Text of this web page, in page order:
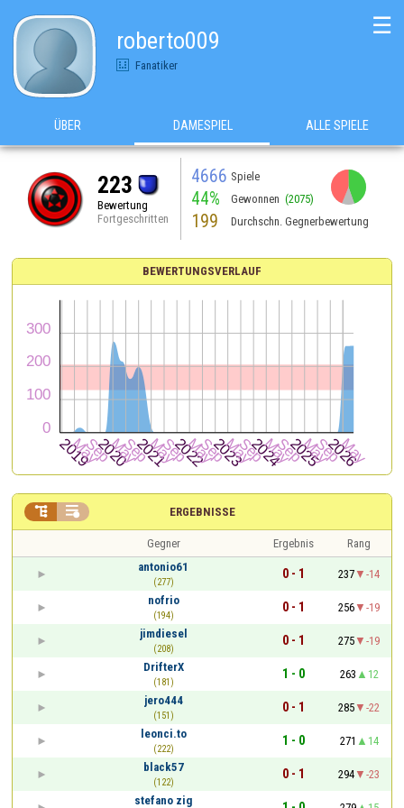
roberto009
Fanatiker
☰
ÜBER DAMESPIEL ALLE SPIELE
223
Bewertung
Fortgeschritten
4666 Spiele
44% Gewonnen (2075)
199 Durchschn. Gegnerbewertung
BEWERTUNGSVERLAUF
ERGEBNISSE
 
Gegner Ergebnis
Rang
antonio61
(277)
0 - 1 237
-14
nofrio
(194)
0 - 1 256
-19
jimdiesel
(208)
0 - 1 275
-19
DrifterX
(181)
1 - 0 263
12
jero444
(151)
0 - 1 285
-22
leonci.to
(222)
1 - 0 271
14
black57
(122)
0 - 1 294
-23
stefano zig